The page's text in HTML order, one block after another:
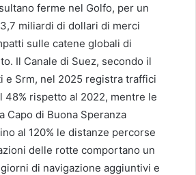
ferme nel Golfo, per un
miliardi di dollari di merci
sulle catene globali di
Il Canale di Suez, secondo il
e Srm, nel 2025 registra traffici
48% rispetto al 2022, mentre le
Capo di Buona Speranza
al 120% le distanze percorse
delle rotte comportano un
di navigazione aggiuntivi e